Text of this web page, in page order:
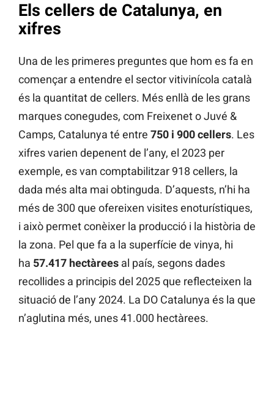
Els cellers de Catalunya, en
xifres
Una de les primeres preguntes que hom es fa en
començar a entendre el sector vitivinícola català
és la quantitat de cellers. Més enllà de les grans
marques conegudes, com Freixenet o Juvé &
Camps, Catalunya té entre 750 i 900 cellers. Les
xifres varien depenent de l’any, el 2023 per
exemple, es van comptabilitzar 918 cellers, la
dada més alta mai obtinguda. D’aquests, n’hi ha
més de 300 que ofereixen visites enoturístiques,
i això permet conèixer la producció i la història de
la zona. Pel que fa a la superfície de vinya, hi
ha 57.417 hectàrees al país, segons dades
recollides a principis del 2025 que reflecteixen la
situació de l’any 2024. La DO Catalunya és la que
n’aglutina més, unes 41.000 hectàrees.